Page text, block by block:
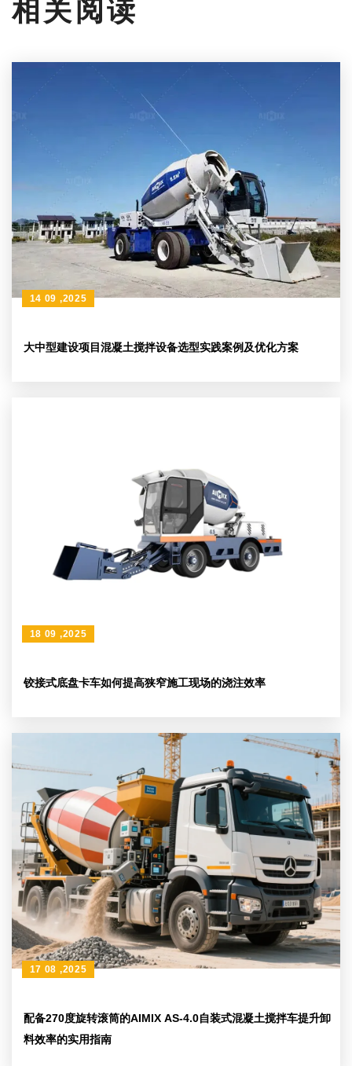
相关阅读
大中型建设项目混凝土搅拌设备选型实践案例及优化方案
14 09 ,2025
铰接式底盘卡车如何提高狭窄施工现场的浇注效率
18 09 ,2025
配备270度旋转滚筒的AIMIX AS-4.0自装式混凝土搅拌车提升卸
料效率的实用指南
17 08 ,2025